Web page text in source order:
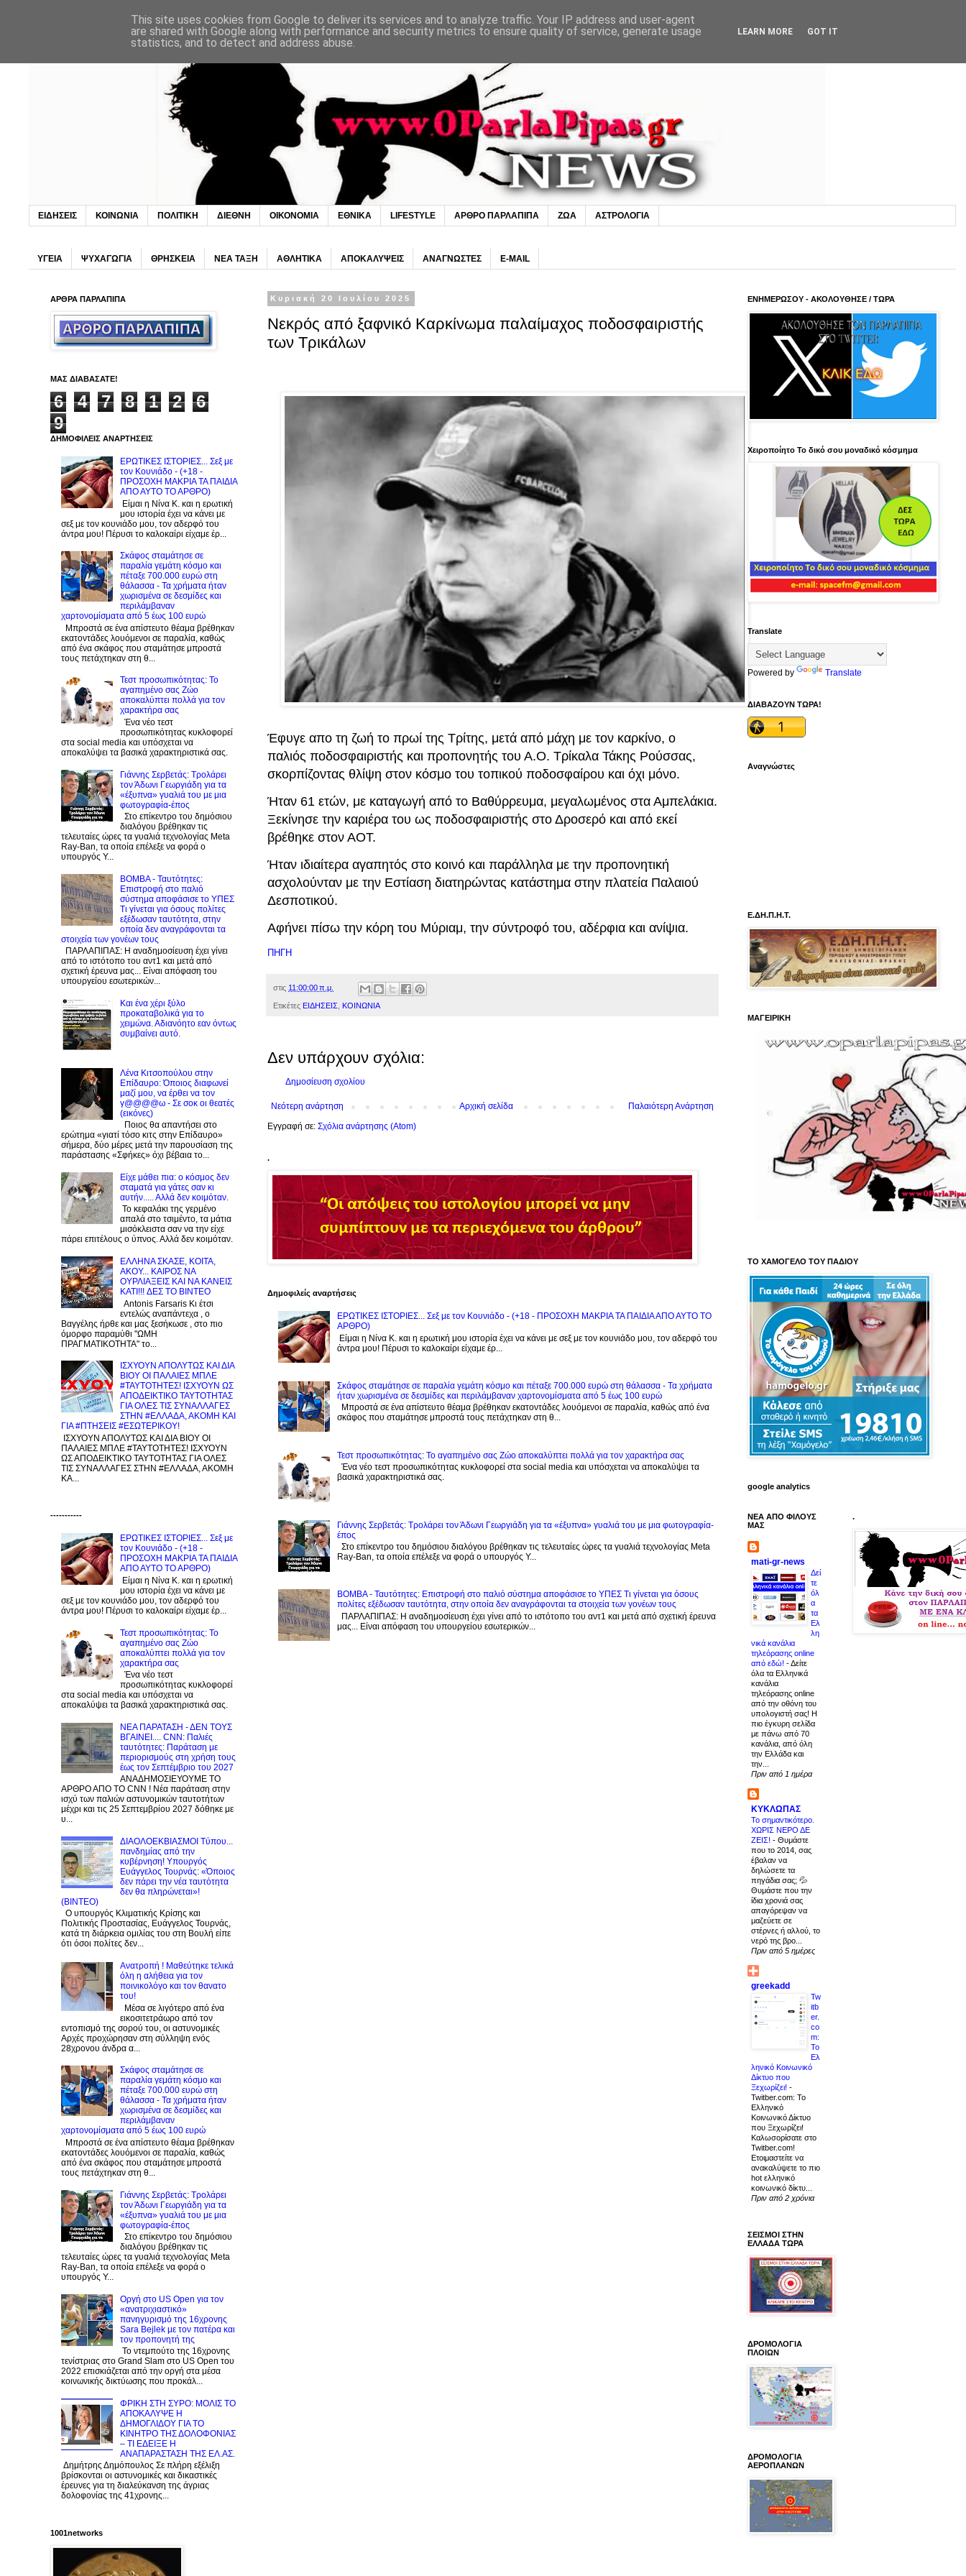
ΕΙΔΗΣΕΙΣ ΚΟΙΝΩΝΙΑ ΠΟΛΙΤΙΚΗ ΔΙΕΘΝΗ ΟΙΚΟΝΟΜΙΑ ΕΘΝΙΚΑ LIFESTYLE ΑΡΘΡΟ ΠΑΡΛΑΠΙΠΑ ΖΩΑ ΑΣΤΡΟΛΟΓΙΑ
ΥΓΕΙΑ ΨΥΧΑΓΩΓΙΑ ΘΡΗΣΚΕΙΑ ΝΕΑ ΤΑΞΗ ΑΘΛΗΤΙΚΑ ΑΠΟΚΑΛΥΨΕΙΣ ΑΝΑΓΝΩΣΤΕΣ E-MAIL
Κυριακή 20 Ιουλίου 2025
Νεκρός από ξαφνικό Kαρκίνωμα παλαίμαχος ποδοσφαιριστής
των Τρικάλων
Έφυγε απο τη ζωή το πρωί της Τρίτης, μετά από μάχη με τον καρκίνο, ο
παλιός ποδοσφαιριστής και προπονητής του Α.Ο. Τρίκαλα Τάκης Ρούσσας,
σκορπίζοντας θλίψη στον κόσμο του τοπικού ποδοσφαίρου και όχι μόνο.
Ήταν 61 ετών, με καταγωγή από το Βαθύρρευμα, μεγαλωμένος στα Αμπελάκια.
Ξεκίνησε την καριέρα του ως ποδοσφαιριστής στο Δροσερό και από εκεί
βρέθηκε στον ΑΟΤ.
Ήταν ιδιαίτερα αγαπητός στο κοινό και παράλληλα με την προπονητική
ασχολούνταν με την Εστίαση διατηρώντας κατάστημα στην πλατεία Παλαιού
Δεσποτικού.
Αφήνει πίσω την κόρη του Μύριαμ, την σύντροφό του, αδέρφια και ανίψια.
ΠΗΓΗ
στις 11:00:00 π.μ.
Ετικέτες ΕΙΔΗΣΕΙΣ ΚΟΙΝΩΝΙΑ
Δεν υπάρχουν σχόλια:
Δημοσίευση σχολίου
Νεότερη ανάρτηση Παλαιότερη Ανάρτηση
Αρχική σελίδα
Εγγραφή σε: Σχόλια ανάρτησης (Atom)
.
Δημοφιλείς αναρτήσεις
ΕΡΩΤΙΚΕΣ ΙΣΤΟΡΙΕΣ... Σεξ με τον Kουνιάδο - (+18 - ΠΡΟΣΟΧΗ ΜΑΚΡΙΑ ΤΑ ΠΑΙΔΙΑ ΑΠΟ ΑΥΤΟ ΤΟ
ΑΡΘΡΟ)
Είμαι η Νίνα Κ. και η ερωτική μου ιστορία έχει να κάνει με σεξ με τον κουνιάδο μου, τον αδερφό του
άντρα μου! Πέρυσι το καλοκαίρι είχαμε έρ...
Σκάφος σταμάτησε σε παραλία γεμάτη κόσμο και πέταξε 700.000 ευρώ στη θάλασσα - Τα χρήματα
ήταν χωρισμένα σε δεσμίδες και περιλάμβαναν χαρτονομίσματα από 5 έως 100 ευρώ
Μπροστά σε ένα απίστευτο θέαμα βρέθηκαν εκατοντάδες λουόμενοι σε παραλία, καθώς από ένα
σκάφος που σταμάτησε μπροστά τους πετάχτηκαν στη θ...
Τεστ προσωπικότητας: Το αγαπημένο σας Zώο αποκαλύπτει πολλά για τον χαρακτήρα σας
Ένα νέο τεστ προσωπικότητας κυκλοφορεί στα social media και υπόσχεται να αποκαλύψει τα
βασικά χαρακτηριστικά σας.
Γιάννης Σερβετάς: Τρολάρει τον Άδωνι Γεωργιάδη για τα «έξυπνα» γυαλιά του με μια φωτογραφία-
έπος
Στο επίκεντρο του δημόσιου διαλόγου βρέθηκαν τις τελευταίες ώρες τα γυαλιά τεχνολογίας Meta
Ray-Ban, τα οποία επέλεξε να φορά ο υπουργός Υ...
BOMBA - Ταυτότητες: Eπιστροφή στο παλιό σύστημα αποφάσισε το ΥΠΕΣ Τι γίνεται για όσους
πολίτες εξέδωσαν ταυτότητα, στην οποία δεν αναγράφονται τα στοιχεία των γονέων τους
ΠΑΡΛΑΠΙΠΑΣ: Η αναδημοσίευση έχει γίνει από το ιστότοπο του αντ1 και μετά από σχετική έρευνα
μας... Είναι απόφαση του υπουργείου εσωτερικών...
ΑΡΘΡΑ ΠΑΡΛΑΠΙΠΑ
ΜΑΣ ΔΙΑΒΑΣΑΤΕ!
6 4 7 8 1 2
6
9
ΔΗΜΟΦΙΛΕΙΣ ΑΝΑΡΤΗΣΕΙΣ
ΕΡΩΤΙΚΕΣ ΙΣΤΟΡΙΕΣ... Σεξ με
τον Kουνιάδο - (+18 -
ΠΡΟΣΟΧΗ ΜΑΚΡΙΑ ΤΑ ΠΑΙΔΙΑ
ΑΠΟ ΑΥΤΟ ΤΟ ΑΡΘΡΟ)
Είμαι η Νίνα Κ. και η ερωτική
μου ιστορία έχει να κάνει με
σεξ με τον κουνιάδο μου, τον αδερφό του
άντρα μου! Πέρυσι το καλοκαίρι είχαμε έρ...
Σκάφος σταμάτησε σε
παραλία γεμάτη κόσμο και
πέταξε 700.000 ευρώ στη
θάλασσα - Τα χρήματα ήταν
χωρισμένα σε δεσμίδες και
περιλάμβαναν
χαρτονομίσματα από 5 έως 100 ευρώ
Μπροστά σε ένα απίστευτο θέαμα βρέθηκαν
εκατοντάδες λουόμενοι σε παραλία, καθώς
από ένα σκάφος που σταμάτησε μπροστά
τους πετάχτηκαν στη θ...
Τεστ προσωπικότητας: Το
αγαπημένο σας Zώο
αποκαλύπτει πολλά για τον
χαρακτήρα σας
Ένα νέο τεστ
προσωπικότητας κυκλοφορεί
στα social media και υπόσχεται να
αποκαλύψει τα βασικά χαρακτηριστικά σας.
Γιάννης Σερβετάς: Τρολάρει
τον Άδωνι Γεωργιάδη για τα
«έξυπνα» γυαλιά του με μια
φωτογραφία-έπος
Στο επίκεντρο του δημόσιου
διαλόγου βρέθηκαν τις
τελευταίες ώρες τα γυαλιά τεχνολογίας Meta
Ray-Ban, τα οποία επέλεξε να φορά ο
υπουργός Υ...
BOMBA - Ταυτότητες:
Eπιστροφή στο παλιό
σύστημα αποφάσισε το ΥΠΕΣ
Τι γίνεται για όσους πολίτες
εξέδωσαν ταυτότητα, στην
οποία δεν αναγράφονται τα
στοιχεία των γονέων τους
ΠΑΡΛΑΠΙΠΑΣ: Η αναδημοσίευση έχει γίνει
από το ιστότοπο του αντ1 και μετά από
σχετική έρευνα μας... Είναι απόφαση του
υπουργείου εσωτερικών...
Και ένα χέρι ξύλο
προκαταβολικά για το
χειμώνα. Αδιανόητο εαν όντως
συμβαίνει αυτό.
Λένα Κιτσοπούλου στην
Επίδαυρο: Όποιος διαφωνεί
μαζί μου, να έρθει να τον
γ@@@@ω - Σε σοκ οι θεατές
(εικόνες)
Ποιος θα απαντήσει στο
ερώτημα «γιατί τόσο κιτς στην Επίδαυρο»
σήμερα, δύο μέρες μετά την παρουσίαση της
παράστασης «Σφήκες» όχι βέβαια το...
Είχε μάθει πια: ο κόσμος δεν
σταματά για γάτες σαν κι
αυτήν..... Αλλά δεν κοιμόταν.
Το κεφαλάκι της γερμένο
απαλά στο τσιμέντο, τα μάτια
μισόκλειστα σαν να την είχε
πάρει επιτέλους ο ύπνος. Αλλά δεν κοιμόταν.
EΛΛΗΝΑ ΣΚΑΣΕ, ΚΟΙΤΑ,
ΑΚΟΥ... ΚΑΙΡΟΣ ΝΑ
ΟΥΡΛIAΞΕΙΣ ΚΑΙ ΝΑ ΚΑΝΕΙΣ
KATI!!! ΔΕΣ TO BINTEO
Antonis Farsaris Κι έτσι
εντελώς αναπάντεχα , ο
Βαγγέλης ήρθε και μας ξεσήκωσε , στο πιο
όμορφο παραμύθι "ΩΜΗ
ΠΡΑΓΜΑΤΙΚΟΤΗΤΑ" το...
ΙΣΧΥΟΥΝ ΑΠΟΛΥΤΩΣ ΚΑΙ ΔΙΑ
ΒΙΟΥ ΟΙ ΠΑΛΑΙΕΣ ΜΠΛΕ
#ΤΑΥΤΟΤΗΤΕΣ! ΙΣΧΥΟΥΝ ΩΣ
ΑΠΟΔΕΙΚΤΙΚΟ ΤΑΥΤΟΤΗΤΑΣ
ΓΙΑ ΟΛΕΣ ΤΙΣ ΣΥΝΑΛΛΑΓΕΣ
ΣΤΗΝ #ΕΛΛΑΔΑ, ΑΚΟΜΗ ΚΑΙ
ΓΙΑ #ΠΤΗΣΕΙΣ #ΕΣΩΤΕΡΙΚΟΥ!
ΙΣΧΥΟΥΝ ΑΠΟΛΥΤΩΣ ΚΑΙ ΔΙΑ ΒΙΟΥ ΟΙ
ΠΑΛΑΙΕΣ ΜΠΛΕ #ΤΑΥΤΟΤΗΤΕΣ! ΙΣΧΥΟΥΝ
ΩΣ ΑΠΟΔΕΙΚΤΙΚΟ ΤΑΥΤΟΤΗΤΑΣ ΓΙΑ ΟΛΕΣ
ΤΙΣ ΣΥΝΑΛΛΑΓΕΣ ΣΤΗΝ #ΕΛΛΑΔΑ, ΑΚΟΜΗ
ΚΑ...
-----------
ΕΡΩΤΙΚΕΣ ΙΣΤΟΡΙΕΣ... Σεξ με
τον Kουνιάδο - (+18 -
ΠΡΟΣΟΧΗ ΜΑΚΡΙΑ ΤΑ ΠΑΙΔΙΑ
ΑΠΟ ΑΥΤΟ ΤΟ ΑΡΘΡΟ)
Είμαι η Νίνα Κ. και η ερωτική
μου ιστορία έχει να κάνει με
σεξ με τον κουνιάδο μου, τον αδερφό του
άντρα μου! Πέρυσι το καλοκαίρι είχαμε έρ...
Τεστ προσωπικότητας: Το
αγαπημένο σας Zώο
αποκαλύπτει πολλά για τον
χαρακτήρα σας
Ένα νέο τεστ
προσωπικότητας κυκλοφορεί
στα social media και υπόσχεται να
αποκαλύψει τα βασικά χαρακτηριστικά σας.
NEA ΠΑΡΑΤΑΣΗ - ΔΕΝ ΤΟΥΣ
ΒΓΑΙΝΕΙ.... CNN: Παλιές
ταυτότητες: Παράταση με
περιορισμούς στη χρήση τους
έως τον Σεπτέμβριο του 2027
ΑΝΑΔΗΜΟΣΙΕΥΟΥΜΕ ΤΟ
ΑΡΘΡΟ ΑΠΟ ΤΟ CNN ! Νέα παράταση στην
ισχύ των παλιών αστυνομικών ταυτοτήτων
μέχρι και τις 25 Σεπτεμβρίου 2027 δόθηκε με
υ...
ΔΙΑΟΛΟΕΚΒΙΑΣΜΟΙ Tύπου...
πανδημίας από την
κυβέρνηση! Υπουργός
Ευάγγελος Τουρνάς: «Όποιος
δεν πάρει την νέα ταυτότητα
δεν θα πληρώνεται»!
(BINTEO)
Ο υπουργός Κλιματικής Κρίσης και
Πολιτικής Προστασίας, Ευάγγελος Τουρνάς,
κατά τη διάρκεια ομιλίας του στη Βουλή είπε
ότι όσοι πολίτες δεν...
Ανατροπή ! Mαθεύτηκε τελικά
όλη η αλήθεια για τον
ποινικολόγο και τον θανατο
του!
Μέσα σε λιγότερο από ένα
εικοσιτετράωρο από τον
εντοπισμό της σορού του, οι αστυνομικές
Αρχές προχώρησαν στη σύλληψη ενός
28χρονου άνδρα α...
Σκάφος σταμάτησε σε
παραλία γεμάτη κόσμο και
πέταξε 700.000 ευρώ στη
θάλασσα - Τα χρήματα ήταν
χωρισμένα σε δεσμίδες και
περιλάμβαναν
χαρτονομίσματα από 5 έως 100 ευρώ
Μπροστά σε ένα απίστευτο θέαμα βρέθηκαν
εκατοντάδες λουόμενοι σε παραλία, καθώς
από ένα σκάφος που σταμάτησε μπροστά
τους πετάχτηκαν στη θ...
Γιάννης Σερβετάς: Τρολάρει
τον Άδωνι Γεωργιάδη για τα
«έξυπνα» γυαλιά του με μια
φωτογραφία-έπος
Στο επίκεντρο του δημόσιου
διαλόγου βρέθηκαν τις
τελευταίες ώρες τα γυαλιά τεχνολογίας Meta
Ray-Ban, τα οποία επέλεξε να φορά ο
υπουργός Υ...
Οργή στο US Open για τον
«ανατριχιαστικό»
πανηγυρισμό της 16χρονης
Sara Bejlek με τον πατέρα και
τον προπονητή της
Το ντεμπούτο της 16χρονης
τενίστριας στο Grand Slam στο US Open του
2022 επισκιάζεται από την οργή στα μέσα
κοινωνικής δικτύωσης που προκάλ...
ΦΡΙΚΗ ΣΤΗ ΣΥΡΟ: ΜΟΛΙΣ TO
ΑΠΟΚΑΛΥΨΕ Η
ΔΗΜΟΓΛΙΔΟΥ ΓΙΑ ΤΟ
KINΗΤΡΟ ΤΗΣ ΔΟΛΟΦΟΝΙΑΣ
– ΤΙ ΕΔΕΙΞΕ Η
ΑΝΑΠΑΡΑΣΤΑΣΗ ΤΗΣ ΕΛ.ΑΣ.
Δημήτρης Δημόπουλος Σε πλήρη εξέλιξη
βρίσκονται οι αστυνομικές και δικαστικές
έρευνες για τη διαλεύκανση της άγριας
δολοφονίας της 41χρονης...
1001networks
ΕΝΗΜΕΡΩΣΟΥ - ΑΚΟΛΟΥΘΗΣΕ / ΤΩΡΑ
Χειροποίητο Το δικό σου μοναδικό κόσμημα
Translate
Powered by Translate
ΔΙΑΒΑΖΟΥΝ ΤΩΡΑ!
Αναγνώστες
Ε.ΔΗ.Π.Η.Τ.
ΜΑΓΕΙΡΙΚΗ
ΤΟ ΧΑΜΟΓΕΛΟ ΤΟΥ ΠΑΔΙΟΥ
google analytics
ΝΕΑ ΑΠΟ ΦΙΛΟΥΣ
ΜΑΣ
mati-gr-news
Δεί
τε
όλ
α
τα
Ελ
λη
νικά κανάλια
τηλεόρασης online
από εδώ! -Δείτε
όλα τα Ελληνικά
κανάλια
τηλεόρασης online
από την οθόνη του
υπολογιστή σας! Η
πιο έγκυρη σελίδα
με πάνω από 70
κανάλια, από όλη
την Ελλάδα και
την...
Πριν από 1 ημέρα
ΚΥΚΛΩΠΑΣ
Το σημαντικότερο.
ΧΩΡΙΣ ΝΕΡΟ ΔΕ
ΖΕΙΣ! - Θυμάστε
που το 2014, σας
έβαλαν να
δηλώσετε τα
πηγάδια σας; 💦
Θυμάστε που την
ίδια χρονιά σας
απαγόρεψαν να
μαζεύετε σε
στέρνες ή αλλού, το
νερό της βρο...
Πριν από 5 ημέρες
greekadd
Tw
itb
er.
co
m:
Το
Ελ
ληνικό Κοινωνικό
Δίκτυο που
Ξεχωρίζει! -
Twitber.com: Το
Ελληνικό
Κοινωνικό Δίκτυο
που Ξεχωρίζει!
Καλωσορίσατε στο
Twitber.com!
Ετοιμαστείτε να
ανακαλύψετε το πιο
hot ελληνικό
κοινωνικό δίκτυ...
Πριν από 2 χρόνια
ΣΕΙΣΜΟΙ ΣΤΗΝ
ΕΛΛΑΔΑ ΤΩΡΑ
ΔΡΟΜΟΛΟΓΙΑ
ΠΛΟΙΩΝ
ΔΡΟΜΟΛΟΓΙΑ
ΑΕΡΟΠΛΑΝΩΝ
.
This site uses cookies from Google to deliver its services and to analyze traffic. Your IP address and user-agent
are shared with Google along with performance and security metrics to ensure quality of service, generate usage
statistics, and to detect and address abuse.
LEARN MORE GOT IT